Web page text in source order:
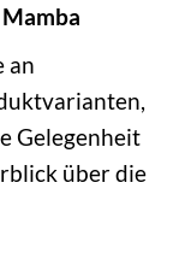
an
Gelegenheit
über die